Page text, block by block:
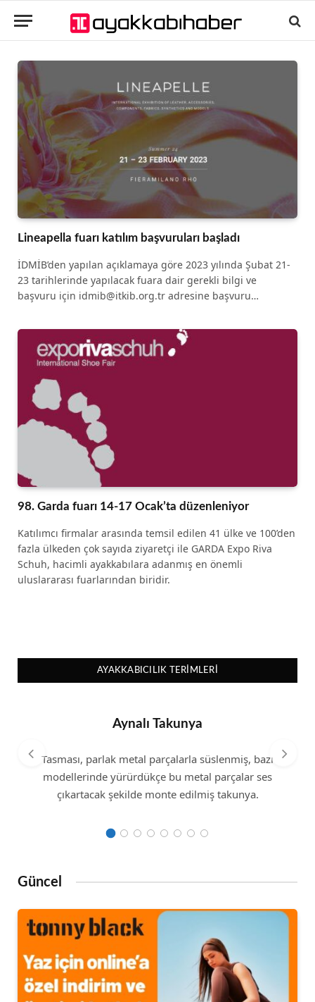
Lineapella fuarı katılım başvuruları başladı
İDMİB’den yapılan açıklamaya göre 2023 yılında Şubat 21-
23 tarihlerinde yapılacak fuara dair gerekli bilgi ve
başvuru için idmib@itkib.org.tr adresine başvuru…
98. Garda fuarı 14-17 Ocak’ta düzenleniyor
Katılımcı firmalar arasında temsil edilen 41 ülke ve 100’den
fazla ülkeden çok sayıda ziyaretçi ile GARDA Expo Riva
Schuh, hacimli ayakkabılara adanmış en önemli
uluslararası fuarlarından biridir.
AYAKKABICILIK TERIMLERI
Aynalı Takunya
Tasması, parlak metal parçalarla süslenmiş, bazı
modellerinde yürürdükçe bu metal parçalar ses
çıkartacak şekilde monte edilmiş takunya.
Güncel